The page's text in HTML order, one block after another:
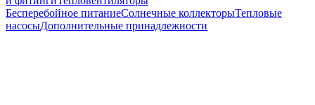
Бесперебойное питаниеСолнечные коллекторыТепловые
насосыДополнительные принадлежности